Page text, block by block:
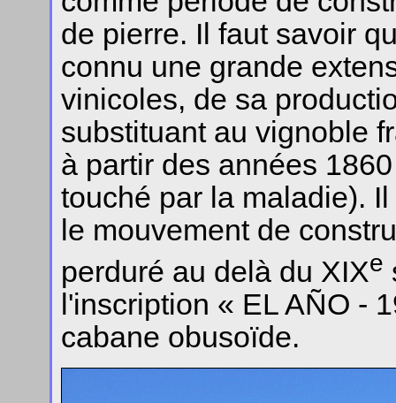
de pierre. Il faut savoir
connu une grande
vinicoles, de sa
substituant au vignoble
à partir des années
touché par la maladie).
le mouvement de
perduré au delà du XIXe
l'inscription « EL AÑO -
cabane obusoïde.